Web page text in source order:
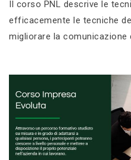
Il corso PNL descrive le
efficacemente le tecniche
migliorare la